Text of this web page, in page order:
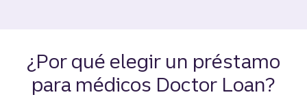
¿Por qué elegir un préstamo
para médicos Doctor Loan?